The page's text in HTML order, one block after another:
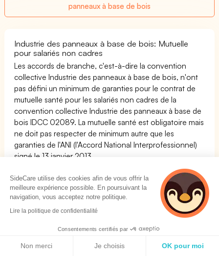
panneaux à base de bois
Industrie des panneaux à base de bois: Mutuelle
pour salariés non cadres
Les accords de branche, c'est-à-dire la convention
collective Industrie des panneaux à base de bois, n'ont
pas défini un minimum de garanties pour le contrat de
mutuelle santé pour les salariés non cadres de la
convention collective Industrie des panneaux à base de
bois IDCC 02089. La mutuelle santé est obligatoire mais
ne doit pas respecter de minimum autre que les
garanties de l'ANI (l'Accord National Interprofessionnel)
signé le 13 janvier 2013.
Industrie des panneaux à base de bois: Mutuelle
salariés cadres
Les accords de branche, c'est-à-dire la convention
collective Industrie des panneaux à base de bois, n'ont
pas défini un minimum de garanties pour le contrat de
mutuelle santé pourles salariés cadresde la convention
collective Industrie des panneaux à base de bois IDCC
SideCare utilise des cookies afin de vous offrir la
meilleure expérience possible. En poursuivant la
navigation, vous acceptez notre politique.
Lire la politique de confidentialité
Consentements certifiés par
Non merci Je choisis OK pour moi